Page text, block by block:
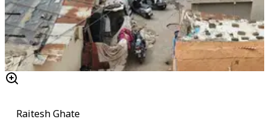
Raitesh Ghate